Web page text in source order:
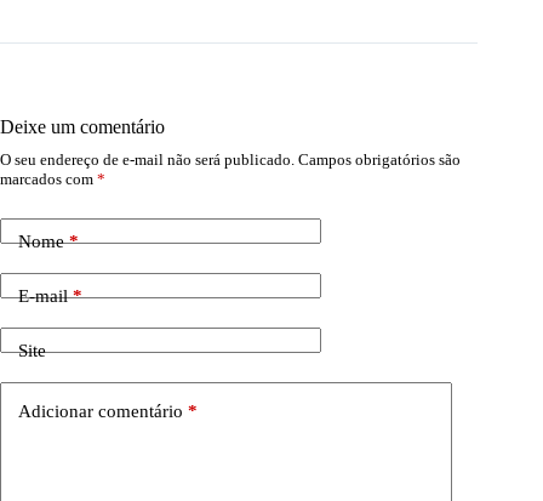
Deixe um comentário
O seu endereço de e-mail não será publicado. Campos obrigatórios são
marcados com *
Nome*
E-mail*
Site
Adicionar comentário *